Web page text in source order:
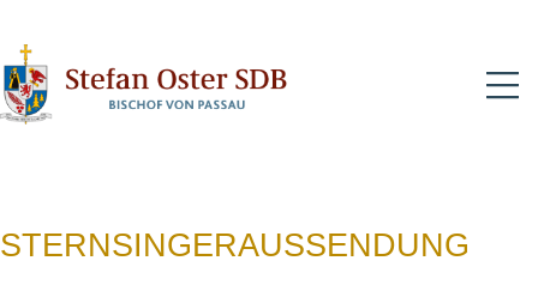
STERNSINGERAUSSENDUNG